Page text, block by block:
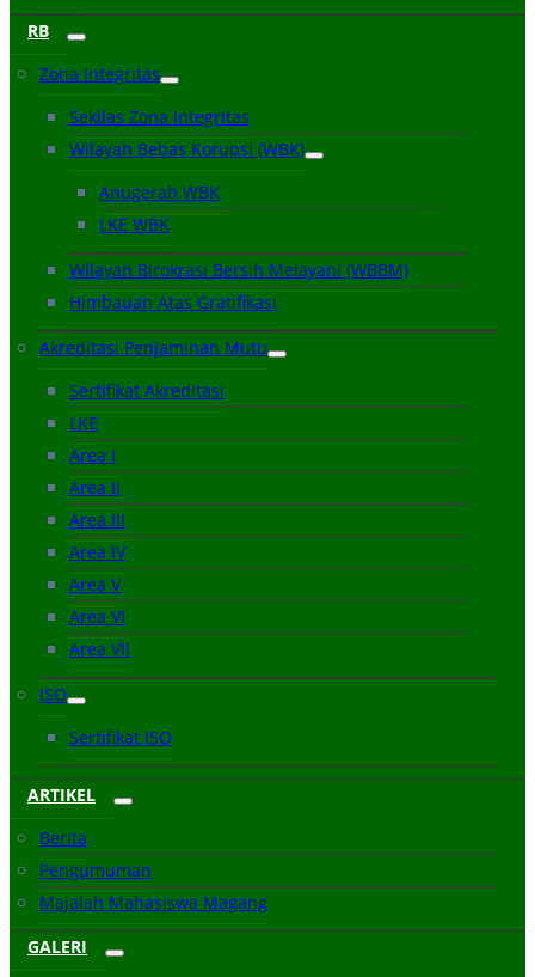
RB
Zona Integritas
Sekilas Zona Integritas
Wilayah Bebas Korupsi (WBK)
Anugerah WBK
LKE WBK
Wilayah Birokrasi Bersih Melayani (WBBM)
Himbauan Atas Gratifikasi
Akreditasi Penjaminan Mutu
Sertifikat Akreditasi
LKE
Area I
Area II
Area III
Area IV
Area V
Area VI
Area VII
ISO
Sertifikat ISO
ARTIKEL
Berita
Pengumuman
Majalah Mahasiswa Magang
GALERI